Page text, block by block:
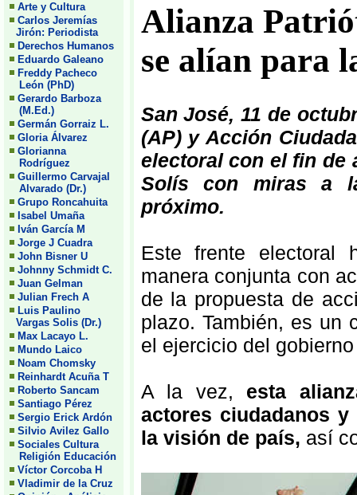
Arte y Cultura
Carlos Jeremías
Jirón: Periodista
Derechos Humanos
Eduardo Galeano
Freddy Pacheco
León (PhD)
Gerardo Barboza
(M.Ed.)
Germán Gorraiz L.
Gloria Álvarez
Glorianna
Rodríguez
Guillermo Carvajal
Alvarado (Dr.)
Grupo Roncahuita
Isabel Umaña
Iván García M
Jorge J Cuadra
John Bisner U
Johnny Schmidt C.
Juan Gelman
Julian Frech A
Luis Paulino
Vargas Solis (Dr.)
Max Lacayo L.
Mundo Laico
Noam Chomsky
Reinhardt Acuña T
Roberto Sancam
Santiago Pérez
Sergio Erick Ardón
Silvio Avilez Gallo
Sociales Cultura
Religión Educación
Víctor Corcoba H
Vladimir de la Cruz
Alianza
se alían para
San José, 11 de
(AP) y Acción
electoral con el fin de
Solís con miras a
próximo.
Este frente electoral
manera conjunta con
de la propuesta de
plazo. También, es un
el ejercicio del
A la vez, esta
actores ciudadanos
la visión de país, así